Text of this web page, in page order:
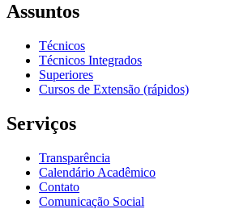
Assuntos
Técnicos
Técnicos Integrados
Superiores
Cursos de Extensão (rápidos)
Serviços
Transparência
Calendário Acadêmico
Contato
Comunicação Social